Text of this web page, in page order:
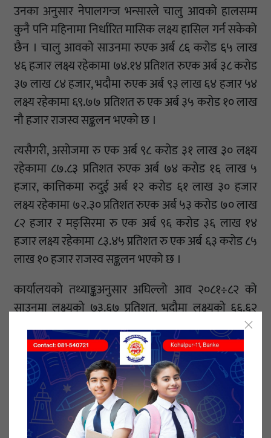
उनका अनुसार नेपालगन्ज भन्सारले चालु आवको हालसम्म
कुनै पनि महिनामा निर्धारित मासिक लक्ष्य हासिल गर्न सकेको
छैन । चालु आवको साउनमा रुएक अर्ब ८६ करोड ६५ लाख
४६ हजार लक्ष्य रहेकामा ७४.१४ प्रतिशत रुएक अर्ब ३८ करोड
३७ लाख ८४ हजार, भदौमा रुएक अर्ब ९३ लाख ६४ हजार ५४
लक्ष्य रहेकामा ६९.७७ प्रतिशत रु एक अर्ब ३५ करोड १० लाख
नौ हजार राजस्व सङ्कलन भएको छ ।
त्यसैगरी, असोजमा रु एक अर्ब ९८ करोड ३१ लाख ३० लक्ष्य
रहेकामा ८७.८३ प्रतिशत रुएक अर्ब ७४ करोड १६ लाख ५
हजार, कात्तिकमा रुदुई अर्ब १२ करोड ६१ लाख ३० हजार
लक्ष्य रहेकामा ७२.३० प्रतिशत रुएक अर्ब ५३ करोड ७० लाख
८२ हजार र मङ्सिरमा रु एक अर्ब ९६ करोड ३६ लाख १४
हजार लक्ष्य रहेकामा ८३.४५ प्रतिशत रु एक अर्ब ६३ करोड ८५
लाख १० हजार राजस्व सङ्कलन भएको छ ।
कार्यालयको तथ्याङ्कअनुसार अघिल्लो आव २०८१÷८२ को
साउनमा लक्ष्यको ७३.६७ प्रतिशत, भदौमा लक्ष्यको ६६.६२
प्रतिशत, असोजमा ६६.९१ प्रतिशत, कात्तिकमा ७६.४४ प्रतिशत
र मङ्सिरमा ७६.२७ प्रतिशत राजस्व सङ्कलन भएको थियो ।
नेपालगन्ज नाका हुँदै चालु आवको पाँच महिनामा रु ३०
अर्बभन्दा बढीको मालसामान आयात भएको छ। चालु आव
२०८२÷८३ को मङ्सिर मसान्तसम्म रु३० अर्ब ६६ करोड ८९
लाख ९० हजारबराबरको वस्तु तथा सामान आयात भएको हो ।